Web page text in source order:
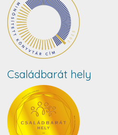
Családbarát hely